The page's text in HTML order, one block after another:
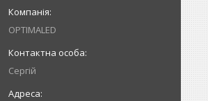
OPTIMALED
Сергій